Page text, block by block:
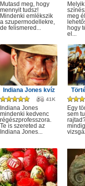
Mutasd meg, hogy
mennyit tudsz!
Mindenki emlékszik
a szupermodellekre,
de felismered...
meg
hogy
el...
Indiana Jones kvíz
41K
Indiana Jones
mindenki kedvenc
régészprofesszora.
Te is szereted az
Indiana Jones...
Egy
sem